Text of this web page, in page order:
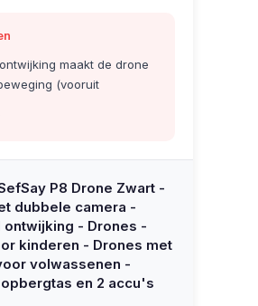
maakt de drone
(vooruit
P8 Drone Zwart -
dubbele camera -
ontwijking - Drones -
kinderen - Drones met
volwassenen -
en 2 accu's